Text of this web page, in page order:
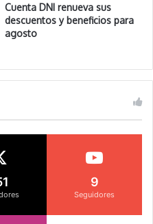
Cuenta DNI renueva sus
descuentos y beneficios para
agosto
9
Seguidores